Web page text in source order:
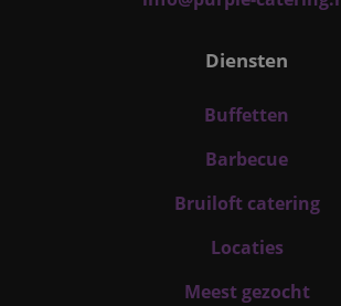
Diensten
Buffetten
Barbecue
Bruiloft catering
Locaties
Meest gezocht